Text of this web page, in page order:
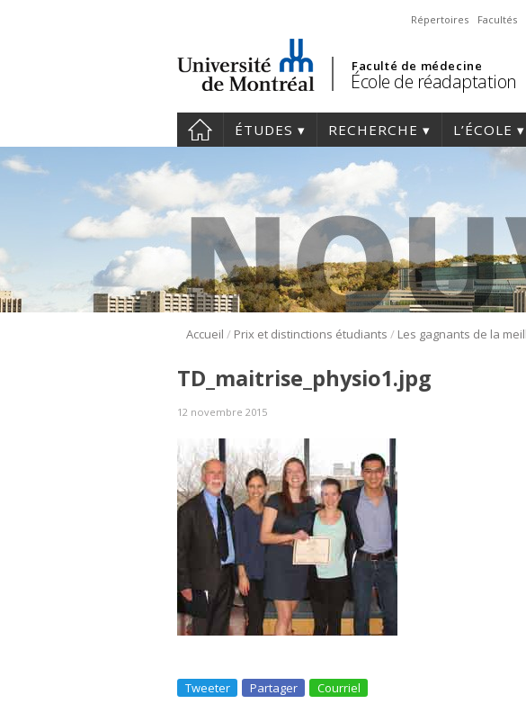
Répertoires Facultés
Faculté de médecine
École de réadaptation
ÉTUDES RECHERCHE L’ÉCOLE
Accueil / Prix et distinctions étudiants /
TD_maitrise_physio1.jpg
12 novembre 2015
Tweeter Partager Courriel